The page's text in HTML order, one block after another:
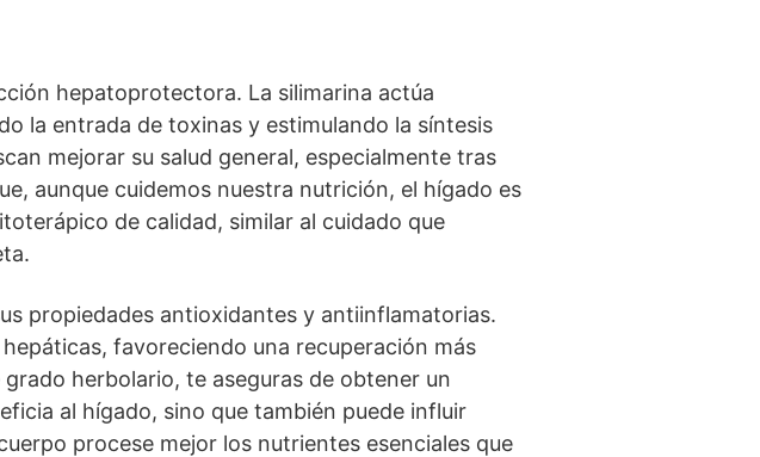
hepatoprotectora. La silimarina actúa
la entrada de toxinas y estimulando la síntesis
mejorar su salud general, especialmente tras
aunque cuidemos nuestra nutrición, el hígado es
de calidad, similar al cuidado que
propiedades antioxidantes y antiinflamatorias.
favoreciendo una recuperación más
grado herbolario, te aseguras de obtener un
al hígado, sino que también puede influir
procese mejor los nutrientes esenciales que